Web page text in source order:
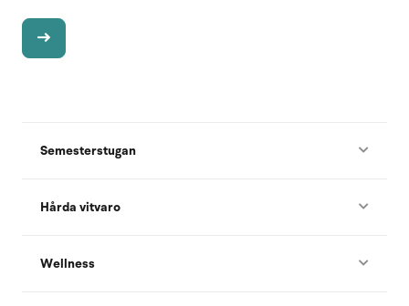
Semesterstugan
Hårda vitvaro
Wellness